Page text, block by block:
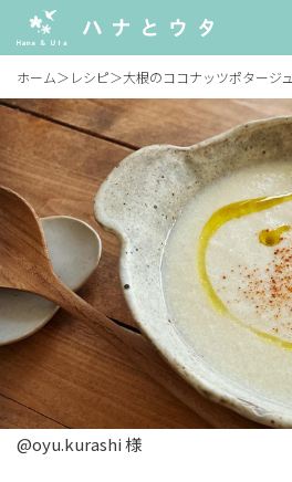
ホーム＞ レシピ＞大根のココナッツポタージュ
@oyu.kurashi 様